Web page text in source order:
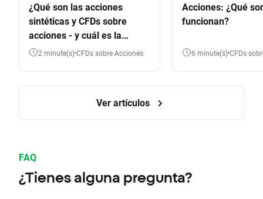
¿Qué son las acciones
sintéticas y CFDs sobre
acciones - y cuál es la
diferencia?
2 minute(s) CFDs sobre Acciones
Acciones: ¿Qué
funcionan?
6 minute(s) CFDs
Ver artículos
FAQ
¿Tienes alguna pregunta?